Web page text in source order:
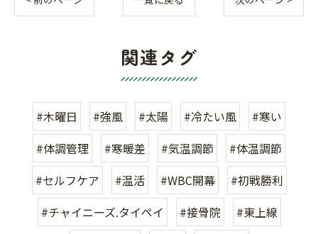
関連タグ
#木曜日 #強風 #太陽 #冷たい風
#寒い
#体調管理
#寒暖差 #気温調節
#体温調節
#セルフケア
#温活 #WBC開幕
#初戦勝利
#チャイニーズ.タイペイ
#接骨院
#東上線